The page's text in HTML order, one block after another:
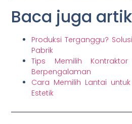
Baca juga
Produksi Terganggu?
Pabrik
Tips Memilih
Berpengalaman
Cara Memilih Lantai
Estetik